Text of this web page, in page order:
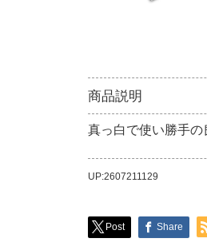
商品説明
真っ白で使い勝手の
UP:2607211129
Post Share